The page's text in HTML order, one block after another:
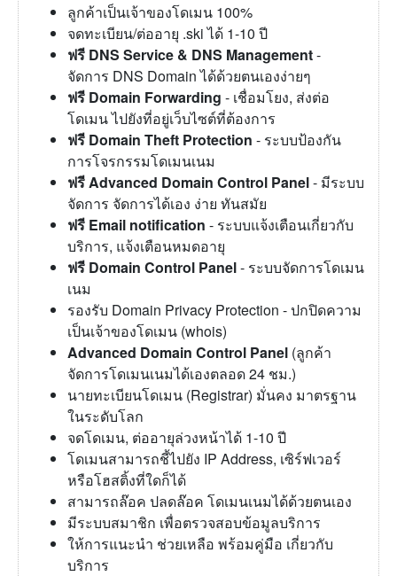
ลูกค้าเป็นเจ้าของโดเมน 100%
จดทะเบียน/ต่ออายุ .ski ได้ 1-10 ปี
ฟรี DNS Service & DNS Management-
จัดการ DNS Domain ได้ด้วยตนเองง่ายๆ
ฟรี Domain Forwarding - เชื่อมโยง, ส่งต่อ
โดเมน ไปยังที่อยู่เว็บไซต์ที่ต้องการ
ฟรี Domain Theft Protection - ระบบป้องกัน
การโจรกรรมโดเมนเนม
ฟรี Advanced Domain Control Panel- มีระบบ
จัดการ จัดการได้เอง ง่าย ทันสมัย
ฟรี Email notification - ระบบแจ้งเตือนเกี่ยวกับ
บริการ, แจ้งเตือนหมดอายุ
ฟรี Domain Control Panel- ระบบจัดการโดเมน
เนม
รองรับ Domain Privacy Protection - ปกปิดความ
เป็นเจ้าของโดเมน (whois)
Advanced Domain Control Panel (ลูกค้า
จัดการโดเมนเนมได้เองตลอด 24 ชม.)
นายทะเบียนโดเมน (Registrar) มั่นคง มาตรฐาน
ในระดับโลก
จดโดเมน, ต่ออายุล่วงหน้าได้ 1-10 ปี
โดเมนสามารถชี้ไปยัง IP Address, เซิร์ฟเวอร์
หรือโฮสติ้งที่ใดก็ได้
สามารถล๊อค ปลดล๊อค โดเมนเนมได้ด้วยตนเอง
มีระบบสมาชิก เพื่อตรวจสอบข้อมูลบริการ
ให้การแนะนำ ช่วยเหลือ พร้อมคู่มือ เกี่ยวกับ
บริการ